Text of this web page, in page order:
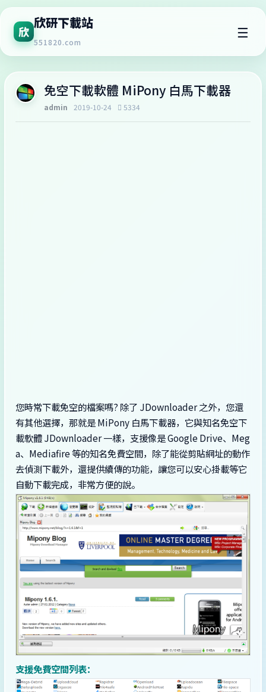
欣
欣研下載站
551820.com
☰
免空下載軟體 MiPony 白馬下載器
admin 2019-10-24 5334
您時常下載免空的檔案嗎? 除了 JDownloader 之外，您還
有其他選擇，那就是 MiPony 白馬下載器，它與知名免空下
載軟體 JDownloader 一樣，支援像是 Google Drive、Meg
a、Mediafire 等的知名免費空間，除了能從剪貼網址的動作
去偵測下載外，還提供續傳的功能，讓您可以安心掛載等它
自動下載完成，非常方便的說。
支援免費空間列表：